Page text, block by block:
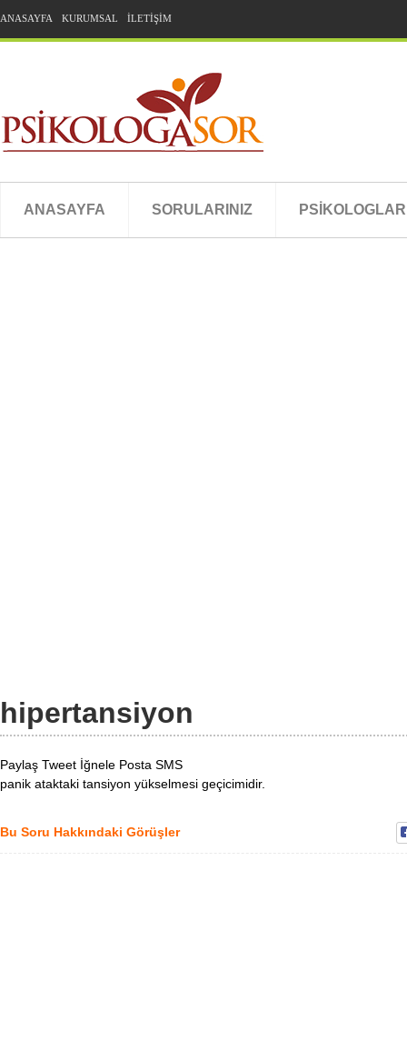
ANASAYFA KURUMSAL İLETİŞİM
ANASAYFA SORULARINIZ
hipertansiyon
Paylaş Tweet İğnele Posta SMS
panik ataktaki tansiyon yükselmesi geçicimidir.
Bu Soru Hakkındaki Görüşler